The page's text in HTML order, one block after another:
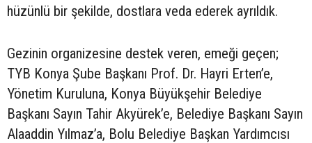
hüzünlü bir şekilde, dostlara veda ederek ayrıldık.
Gezinin organizesine destek veren, emeği geçen;
TYB Konya Şube Başkanı Prof. Dr. Hayri Erten’e,
Yönetim Kuruluna, Konya Büyükşehir Belediye
Başkanı Sayın Tahir Akyürek’e, Belediye Başkanı Sayın
Alaaddin Yılmaz’a, Bolu Belediye Başkan Yardımcısı